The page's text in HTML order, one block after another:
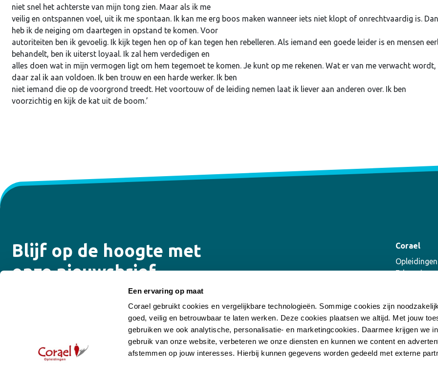
Een ervaring op maat
Corael gebruikt cookies en vergelijkbare technologieën. Sommige cookies zijn
goed, veilig en betrouwbaar te laten werken. Deze cookies plaatsen we altijd. Met jouw
gebruiken we ook analytische, personalisatie- en marketingcookies. Daarmee krijgen we
gebruik van onze website, verbeteren we onze diensten en kunnen we content en
afstemmen op jouw interesses. Hierbij kunnen gegevens worden gedeeld met externe
niet snel het achterste van mijn tong zien. Maar als ik me
veilig en ontspannen voel, uit ik me spontaan. Ik kan me erg boos maken wanneer iets niet klopt of onrechtvaardig is. Dan
heb ik de neiging om daartegen in opstand te komen. Voor
autoriteiten ben ik gevoelig. Ik kijk tegen hen op of kan tegen hen rebelleren. Als iemand een goede leider is en mensen
behandelt, ben ik uiterst loyaal. Ik zal hem verdedigen en
alles doen wat in mijn vermogen ligt om hem tegemoet te komen. Je kunt op me rekenen. Wat er van me verwacht wordt,
daar zal ik aan voldoen. Ik ben trouw en een harde werker. Ik ben
niet iemand die op de voorgrond treedt. Het voortouw of de leiding nemen laat ik liever aan anderen over. Ik ben
voorzichtig en kijk de kat uit de boom.’
Blijf op de hoogte met
onze nieuwsbrief
Ontvang de laatste updates over onze opleidingen,
trainingen, e-learning programma’s, coaching en
Corael
E-learning
Incompany